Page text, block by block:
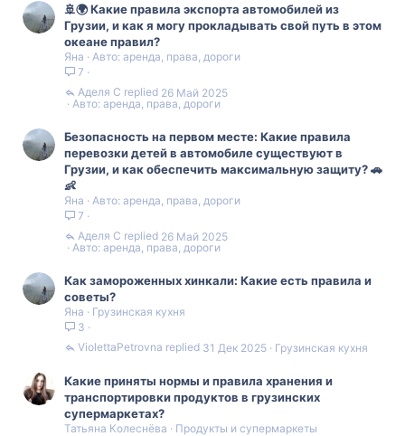
🚢🌍 Какие правила экспорта автомобилей из
Грузии, и как я могу прокладывать свой путь в этом
океане правил?
Яна
Авто: аренда, права, дороги
7
Авто: аренда, права, дороги
26 Май 2025
Аделя С
Безопасность на первом месте: Какие правила
перевозки детей в автомобиле существуют в
Грузии, и как обеспечить максимальную защиту? 🚗
👶
Яна
Авто: аренда, права, дороги
7
Авто: аренда, права, дороги
26 Май 2025
Аделя С
Как замороженных хинкали: Какие есть правила и
советы?
Яна
Грузинская кухня
3
Грузинская кухня
31 Дек 2025
ViolettaPetrovna
Какие приняты нормы и правила хранения и
транспортировки продуктов в грузинских
супермаркетах?
Татьяна Колеснёва
Продукты и супермаркеты